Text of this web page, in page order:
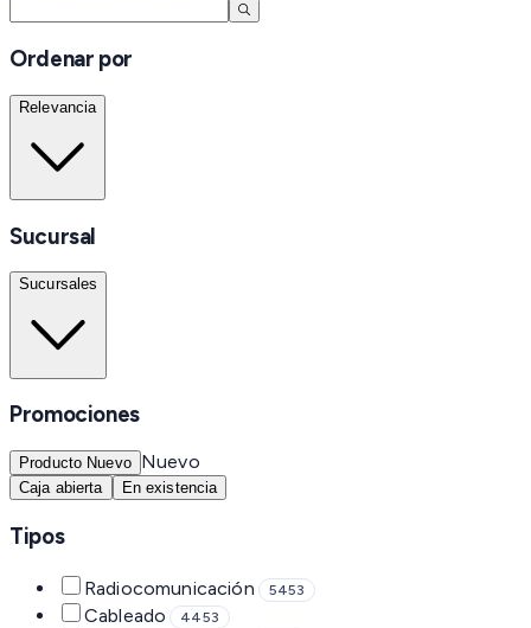
Ordenar por
Relevancia
Sucursal
Sucursales
Promociones
Producto Nuevo Nuevo
Caja abierta En existencia
Tipos
Radiocomunicación 5453
Cableado 4453